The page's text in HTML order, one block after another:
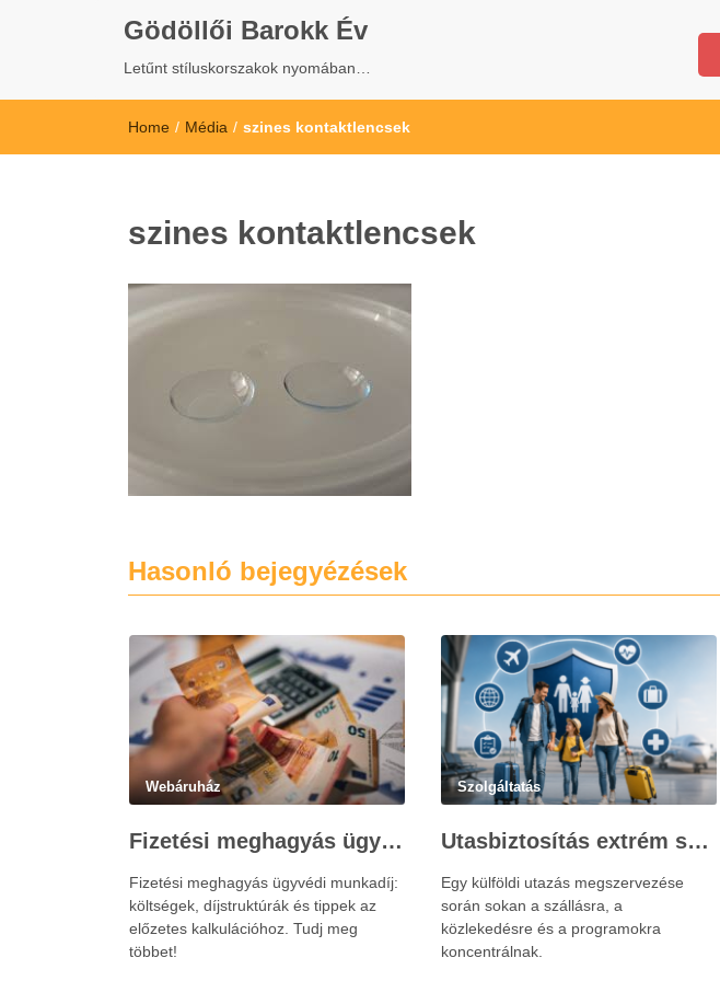
Gödöllői Barokk Év
Letűnt stíluskorszakok nyomában…
Home / Média / szines kontaktlencsek
szines kontaktlencsek
Hasonló bejegyézések
Webáruház
Fizetési meghagyás ügyvédi munkadíja: teljes költségvetési útmutató
Fizetési meghagyás ügyvédi munkadíj:
költségek, díjstruktúrák és tippek az
előzetes kalkulációhoz. Tudj meg
többet!
Szolgáltatás
Utasbiztosítás extrém sportokra és krónikus betegségek esetén: mire figyelj utazás előtt?
Egy külföldi utazás megszervezése
során sokan a szállásra, a
közlekedésre és a programokra
koncentrálnak.